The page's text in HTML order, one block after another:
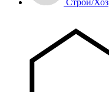
Строй/Хоз